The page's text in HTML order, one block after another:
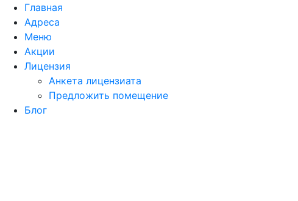
Главная
Адреса
Меню
Акции
Лицензия
Анкета лицензиата
Предложить помещение
Блог